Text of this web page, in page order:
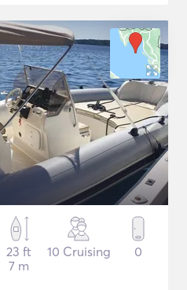
23 ft
7 m
10 Cruising 0